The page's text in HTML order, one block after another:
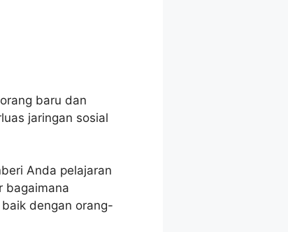
baru dan
jaringan sosial
Anda pelajaran
bagaimana
dengan orang-